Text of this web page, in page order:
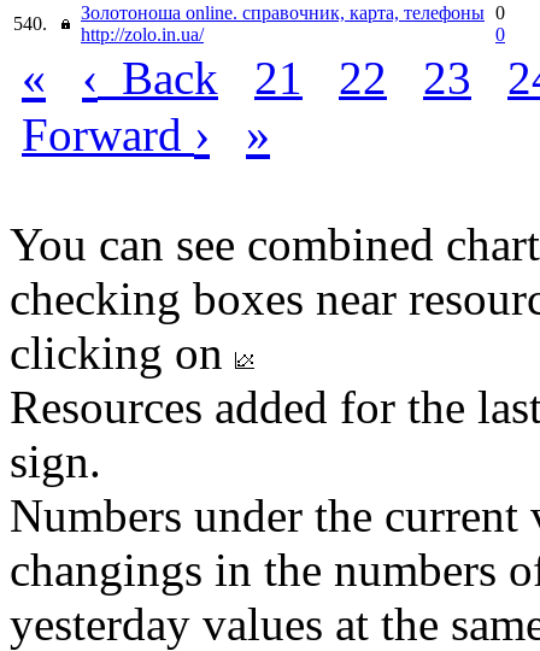
540.
Золотоноша online. справочник, карта, телефоны
http://zolo.in.ua/
0
0
« ‹ Back 21 22 23
Forward › »
You can see combined
checking boxes near
clicking on
Resources added for the
sign.
Numbers under the
changings in the numbers
yesterday values at the